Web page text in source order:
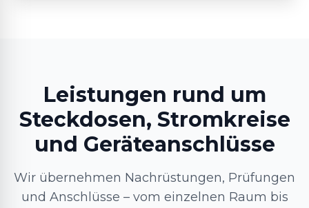
Leistungen rund um
Steckdosen, Stromkreise
und Geräteanschlüsse
Wir übernehmen Nachrüstungen, Prüfungen
und Anschlüsse – vom einzelnen Raum bis